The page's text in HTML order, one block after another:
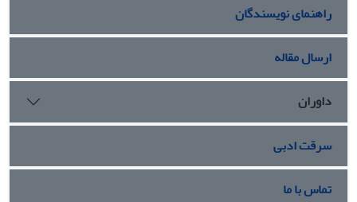
راهنمای نویسندگان
ارسال مقاله
داوران
سرقت ادبی
تماس با ما